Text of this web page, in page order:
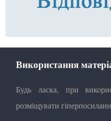
Використання
Будь ласка, при
розміщувати